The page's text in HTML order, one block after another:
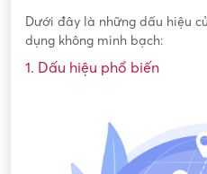
Dưới đây là những dấu hiệu
dụng không minh bạch:
1. Dấu hiệu phổ biến